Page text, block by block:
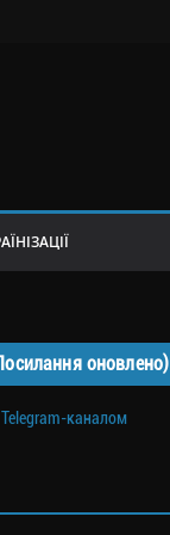
оновлено)
Telegram-каналом